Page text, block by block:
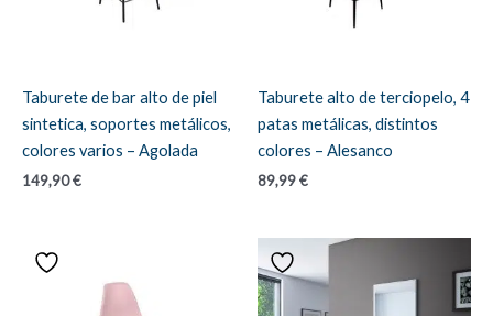
Taburete de bar alto de piel
sintetica, soportes metálicos,
colores varios – Agolada
149,90€
Taburete alto de terciopelo, 4
patas metálicas, distintos
colores – Alesanco
89,99€